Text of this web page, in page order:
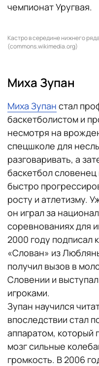
чемпионат Уругвая.
Кастро в середине нижнего
(commons.wikimedia.org)
Миха Зупан
Миха Зупан стал
баскетболистом и
несмотря на
спецшколе для
разговаривать, а
баскетбол словенец
быстро
росту и атлетизму.
он играл за
соревнованиях для
2000 году подписал
«Слован» из
получил вызов в
Словении и
игроками.
Зупан научился
впоследствии стал
аппаратом, который
мозг сильные
громкость. В 2006